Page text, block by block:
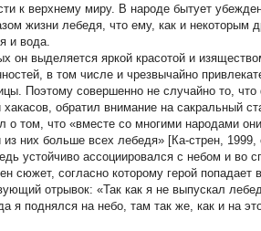
к верхнему миру. В народе бытует
жизни лебедя, что ему, как и некоторым
и вода.
он выделяется яркой красотой и
в том числе и чрезвычайно
Поэтому совершенно не случайно то,
обратил внимание на сакральный
о том, что «вместе со многими народами
них больше всех лебедя» [Ка-стрен, 1999,
устойчиво ассоциировался с небом и во
сюжет, согласно которому герой попадает
отрывок: «Так как я не выпускал
я поднялся на небо, там так же, как и на